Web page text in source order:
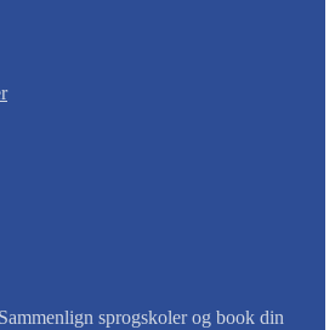
sprogskoler og book din